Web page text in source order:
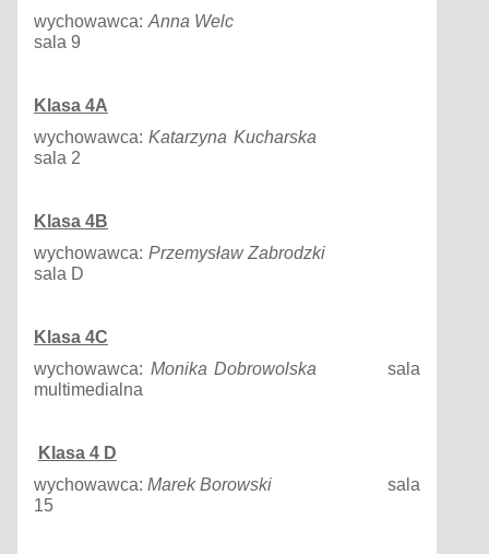
wychowawca: Anna Welc
sala 9
Klasa 4A
wychowawca:Katarzyna Kucharska
sala 2
Klasa 4B
wychowawca: PrzemysławZabrodzki
sala D
Klasa 4C
wychowawca: Monika Dobrowolska sala
multimedialna
Klasa 4 D
wychowawca:MarekBorowskisala
15